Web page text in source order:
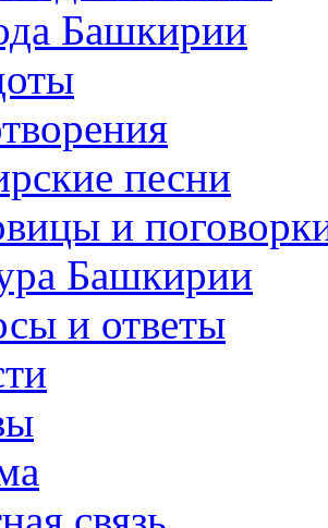
Башкирии
песни
и
Башкирии
и ответы